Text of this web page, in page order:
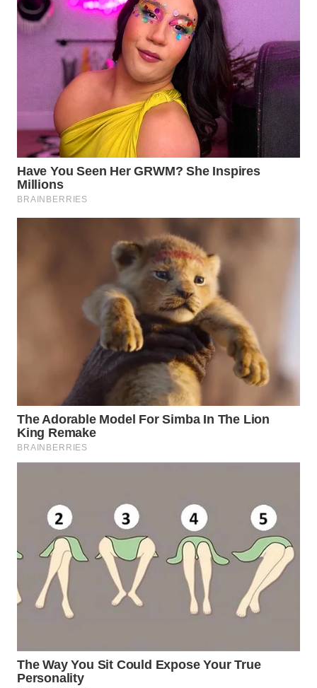
TAPANULI
SELATAN
LESUNG
WN
KARO
WN
SIMALUNGUN
WN
TEBING
TINGGI
WN
KARAWANG
WN
BEKASI
WN